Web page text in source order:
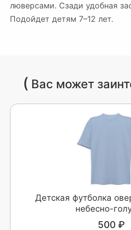
люверсами. Сзади удобная
Подойдет детям 7–12 лет.
( Вас может
Детская футболка
небесно-
500 ₽